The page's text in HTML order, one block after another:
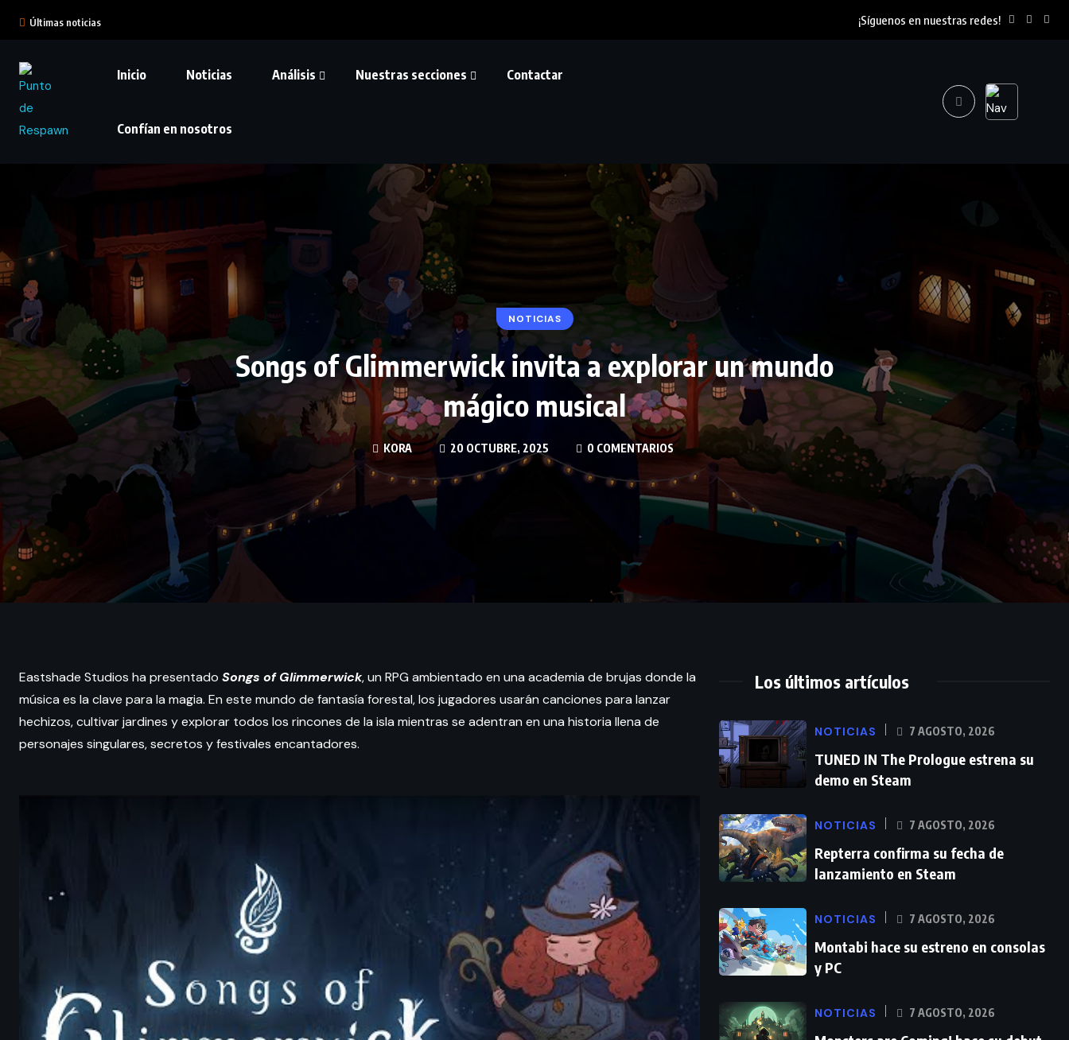
Últimas noticias ¡Síguenos en nuestras redes!
Inicio Noticias Análisis Nuestras secciones Contactar
Confían en nosotros
NOTICIAS
Songs of Glimmerwick invita a explorar un mundo
mágico musical
KORA 20 OCTUBRE, 2025 0 COMENTARIOS
Eastshade Studios ha presentado Songs of Glimmerwick, un RPG ambientado en una academia de brujas donde la
música es la clave para la magia. En este mundo de fantasía forestal, los jugadores usarán canciones para lanzar
hechizos, cultivar jardines y explorar todos los rincones de la isla mientras se adentran en una historia llena de
personajes singulares, secretos y festivales encantadores.
Los últimos artículos
NOTICIAS 7 AGOSTO, 2026
TUNED IN The Prologue estrena su
demo en Steam
NOTICIAS 7 AGOSTO, 2026
Repterra confirma su fecha de
lanzamiento en Steam
NOTICIAS 7 AGOSTO, 2026
Montabi hace su estreno en consolas
y PC
NOTICIAS 7 AGOSTO, 2026